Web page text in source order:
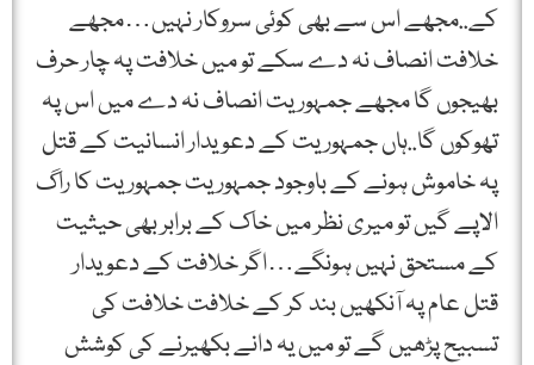
کے..مجھے اس سے بھی کوئی سروکار نہیں…مجھے
خلافت انصاف نہ دے سکے تو میں خلافت پہ چار حرف
بھیجوں گا مجھے جمہوریت انصاف نہ دے میں اس پہ
تھوکوں گا..ہاں جمہوریت کے دعویدار انسانیت کے قتل
پہ خاموش ہونے کے باوجود جمہوریت جمہوریت کا راگ
الاپے گیں تو میری نظر میں خاک کے برابر بھی حیثیت
کے مستحق نہیں ہونگے…اگر خلافت کے دعویدار
قتل عام پہ آنکھیں بند کر کے خلافت خلافت کی
تسبیح پڑھیں گے تو میں یہ دانے بکھیرنے کی کوشش